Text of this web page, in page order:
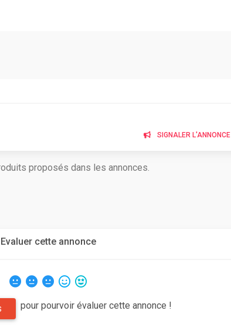
SIGNALER L'ANNONCE
proposés dans les annonces.
Evaluer cette annonce
pour pourvoir évaluer cette annonce !